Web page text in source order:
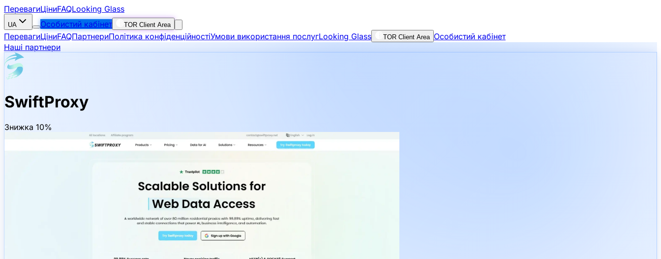
ПеревагиЦіниFAQLooking Glass
UA Особистий кабінет TOR Client Area
ПеревагиЦіниFAQПартнериПолітика конфіденційностіУмови використання послугLooking Glass TOR Client Area Особистий кабінет
Наші партнери
SwiftProxy
Знижка 10%